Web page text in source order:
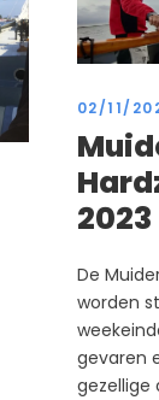
02/11/
2023
De
worden
gevaren
gezellige